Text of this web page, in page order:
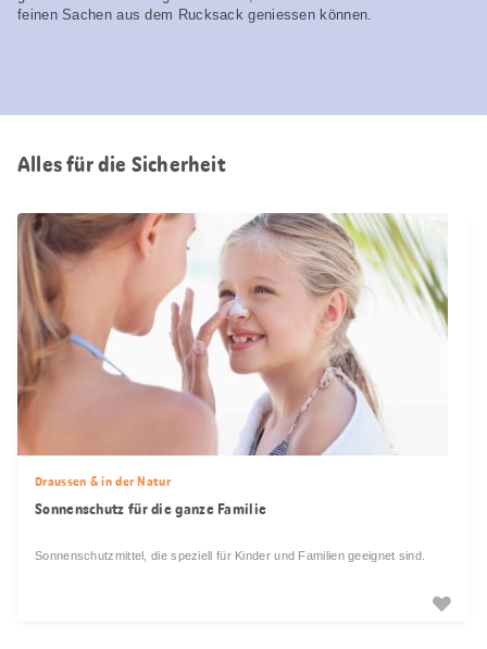
feinen Sachen aus dem Rucksack geniessen können.
Alles für die Sicherheit
Draussen & in der Natur
Sonnenschutz für die ganze Familie
Sonnenschutzmittel, die speziell für Kinder und Familien geeignet sind.